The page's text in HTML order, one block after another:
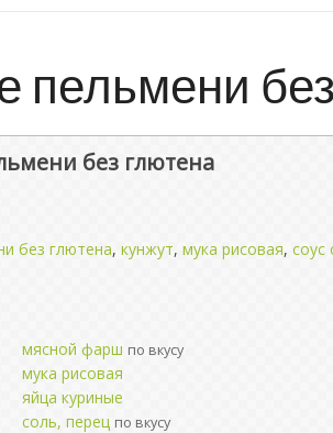
пельмени
без глютена
без глютена, кунжут, мука рисовая, соус
мясной фарш по вкусу
мука рисовая
яйца куриные
соль, перец по вкусу